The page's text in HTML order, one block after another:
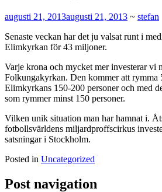
augusti 21, 2013augusti 21, 2013 ~ stefan
Senaste veckan har det ju valsat runt i
Elimkyrkan för 43 miljoner.
Varje krona och mycket mer investerar vi
Folkungakyrkan. Den kommer att rymma
Elimkyrkans 150-200 personer och med
som rymmer minst 150 personer.
Vilken unik situation man har hamnat i.
fotbollsvärldens miljardproffscirkus
satsningar i Stockholm.
Posted in Uncategorized
Post navigation